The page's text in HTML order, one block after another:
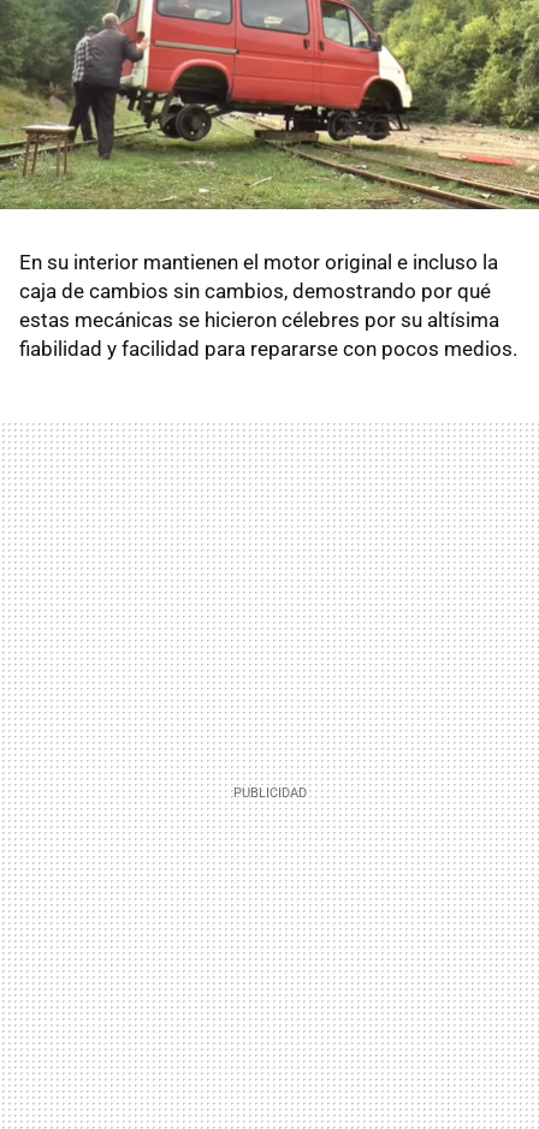
En su interior mantienen el motor original e incluso la
caja de cambios sin cambios, demostrando por qué
estas mecánicas se hicieron célebres por su altísima
fiabilidad y facilidad para repararse con pocos medios.